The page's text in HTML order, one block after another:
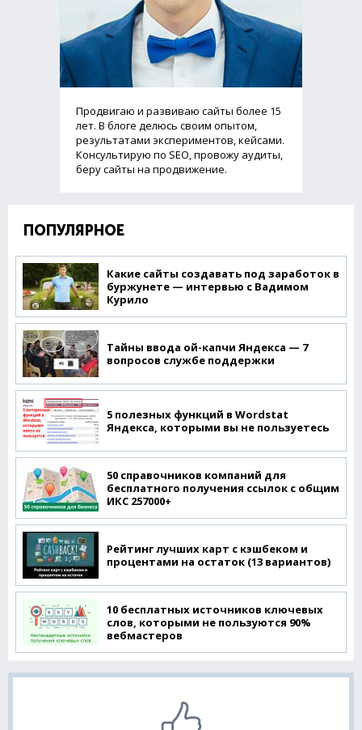
Продвигаю и развиваю сайты более 15
лет. В блоге делюсь своим опытом,
результатами экспериментов, кейсами.
Консультирую по SEO, провожу аудиты,
беру сайты на продвижение.
ПОПУЛЯРНОЕ
Какие сайты создавать под заработок в
буржунете — интервью с Вадимом
Курило
Тайны ввода ой-капчи Яндекса — 7
вопросов службе поддержки
5 полезных функций в Wordstat
Яндекса, которыми вы не пользуетесь
50 справочников компаний для
бесплатного получения ссылок с общим
ИКС 257000+
Рейтинг лучших карт с кэшбеком и
процентами на остаток (13 вариантов)
10 бесплатных источников ключевых
слов, которыми не пользуются 90%
вебмастеров